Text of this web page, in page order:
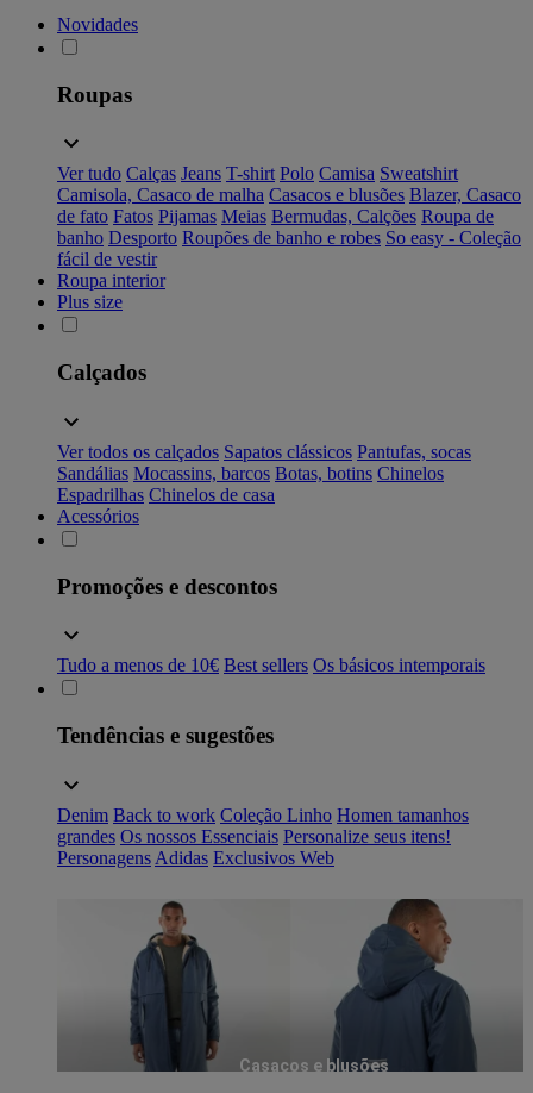
Novidades
Roupas
Ver tudo Calças Jeans T-shirt Polo Camisa Sweatshirt
Camisola, Casaco de malha Casacos e blusões Blazer, Casaco
de fato Fatos Pijamas Meias Bermudas, Calções Roupa de
banho Desporto Roupões de banho e robes So easy - Coleção
fácil de vestir
Roupa interior
Plus size
Calçados
Ver todos os calçados Sapatos clássicos Pantufas, socas
Sandálias Mocassins, barcos Botas, botins Chinelos
Espadrilhas Chinelos de casa
Acessórios
Promoções e descontos
Tudo a menos de 10€ Best sellers Os básicos intemporais
Tendências e sugestões
Denim Back to work Coleção Linho Homen tamanhos
grandes Os nossos Essenciais Personalize seus itens!
Personagens Adidas Exclusivos Web
Casacos e blusões